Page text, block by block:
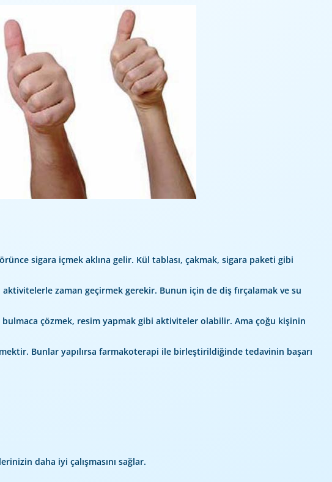
sigara içmek aklına gelir. Kül tablası, çakmak, sigara paketi gibi
zaman geçirmek gerekir. Bunun için de diş fırçalamak ve su
çözmek, resim yapmak gibi aktiviteler olabilir. Ama çoğu kişinin
Bunlar yapılırsa farmakoterapi ile birleştirildiğinde tedavinin başarı
daha iyi çalışmasını sağlar.